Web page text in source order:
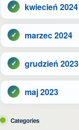
kwiecień 2024
marzec 2024
grudzień 2023
maj 2023
Categories